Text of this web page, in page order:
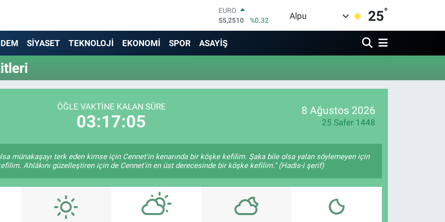
EURO
55,2510
%0.32
STERLİN
64,4811
GRAM ALTIN
13.779
%-14
BITCOIN
Alpu 25°
SİYASET TEKNOLOJİ EKONOMİ SPOR ASAYİŞ
ÖĞLE VAKTINE KALAN SÜRE
03:17:05
8 Ağustos 2026
25 Safer 1448
münakaşayı terk eden kimse için Cennet'in kenarında bir köşke kefilim. Şaka bile olsa yalan söylemeyen için
Ahlâkını güzelleştiren için de Cennet'in en üst derecesinde bir köşke kefilim." (Hadis-i şerif)